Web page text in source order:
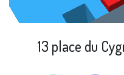
13 place du